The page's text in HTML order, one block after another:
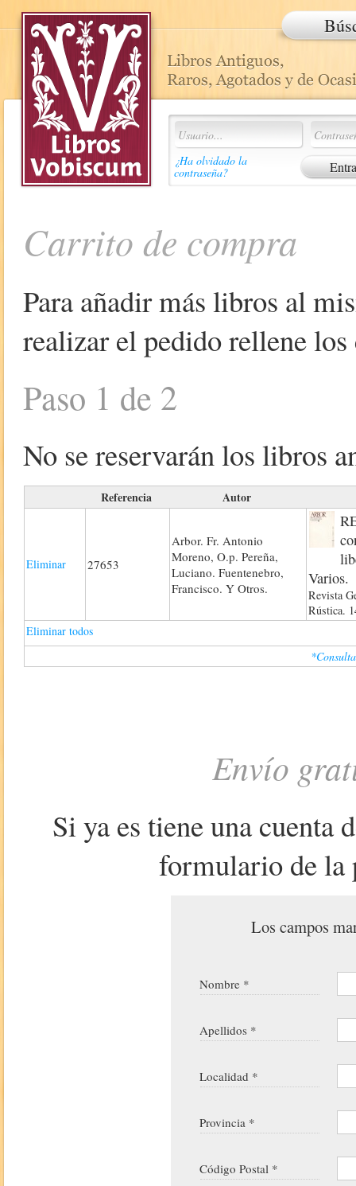
¿Ha olvidado la
contraseña?
Carrito de compra
Para añadir más libros al
realizar el pedido rellene
Paso 1 de 2
No se reservarán los libros
Referencia Autor
Eliminar 27653
Arbor. Fr. Antonio
Moreno, O.p. Pereña,
Luciano. Fuentenebro,
Francisco. Y Otros.
Varios.
Revista
Rústica.
Eliminar todos
Envío
Si ya es tiene una cuenta
formulario de la
Los campos
Nombre *
Apellidos *
Localidad *
Provincia *
Código Postal *